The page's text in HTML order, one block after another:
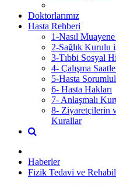
Doktorlarımız
Hasta Rehberi
1-Nasıl
2-Sağlık Kurulu
3-Tıbbi Sosyal
4- Çalışma
5-Hasta
6- Hasta Hakları
7- Anlaşmalı
8- Ziyaretçilerin
Kurallar
Haberler
Fizik Tedavi ve